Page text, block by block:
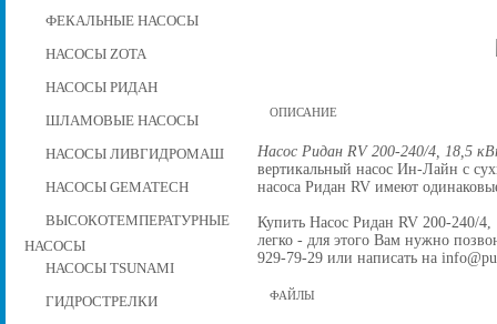
ФЕКАЛЬНЫЕ НАСОСЫ
НАСОСЫ ZOTA
НАСОСЫ РИДАН
ШЛАМОВЫЕ НАСОСЫ
НАСОСЫ ЛИВГИДРОМАШ
НАСОСЫ GEMATECH
ВЫСОКОТЕМПЕРАТУРНЫЕ
НАСОСЫ
НАСОСЫ TSUNAMI
ГИДРОСТРЕЛКИ
ОПИСАНИЕ
Насос Ридан RV 200-240/4, 18,5
вертикальный насос Ин-Лайн с
насоса Ридан RV имеют
Купить Насос Ридан RV 200-240/
легко - для этого Вам нужно
929-79-29 или написать на
ФАЙЛЫ